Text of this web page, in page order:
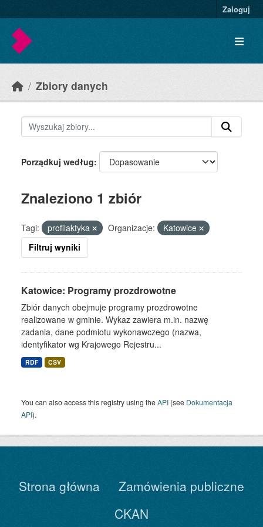
Zaloguj
Zbiory danych
Porządkuj według
Znaleziono 1 zbiór
Tagi: profilaktyka Organizacje:
Katowice
Filtruj wyniki
Katowice: Programy prozdrowotne
Zbiór danych obejmuje programy prozdrowotne
realizowane w gminie. Wykaz zawiera m.in. nazwę
zadania, dane podmiotu wykonawczego (nazwa,
identyfikator wg Krajowego Rejestru...
RDF CSV
You can also access this registry using theAPI (see Dokumentacja
API).
Strona główna
Zamówienia publiczne
CKAN